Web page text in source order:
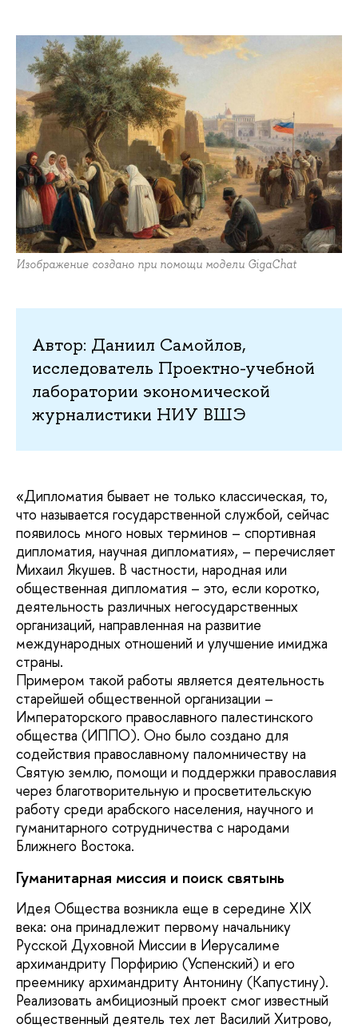
Изображение создано при помощи модели GigaChat
Автор: Даниил Самойлов,
исследователь Проектно-учебной
лаборатории экономической
журналистики НИУ ВШЭ
«Дипломатия бывает не только классическая, то,
что называется государственной службой, сейчас
появилось много новых терминов – спортивная
дипломатия, научная дипломатия», – перечисляет
Михаил Якушев. В частности, народная или
общественная дипломатия – это, если коротко,
деятельность различных негосударственных
организаций, направленная на развитие
международных отношений и улучшение имиджа
страны.
Примером такой работы является деятельность
старейшей общественной организации –
Императорского православного палестинского
общества (ИППО). Оно было создано для
содействия православному паломничеству на
Святую землю, помощи и поддержки православия
через благотворительную и просветительскую
работу среди арабского населения, научного и
гуманитарного сотрудничества с народами
Ближнего Востока.
Гуманитарная миссия и поиск святынь
Идея Общества возникла еще в середине XIX
века: она принадлежит первому начальнику
Русской Духовной Миссии в Иерусалиме
архимандриту Порфирию (Успенский) и его
преемнику архимандриту Антонину (Капустину).
Реализовать амбициозный проект смог известный
общественный деятель тех лет Василий Хитрово,